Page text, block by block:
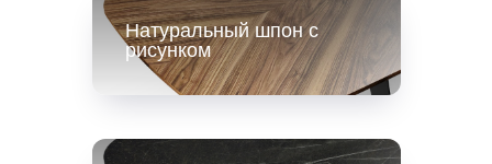
Натуральный шпон с
рисунком